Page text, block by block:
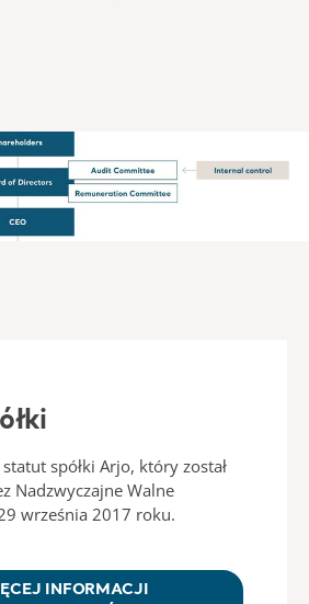
spółki Arjo, który został
Nadzwyczajne Walne
września 2017 roku.
INFORMACJI